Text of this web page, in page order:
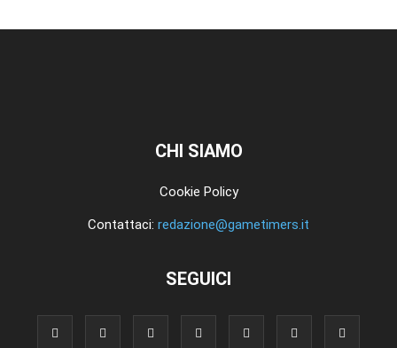
CHI SIAMO
Cookie Policy
Contattaci: redazione@gametimers.it
SEGUICI